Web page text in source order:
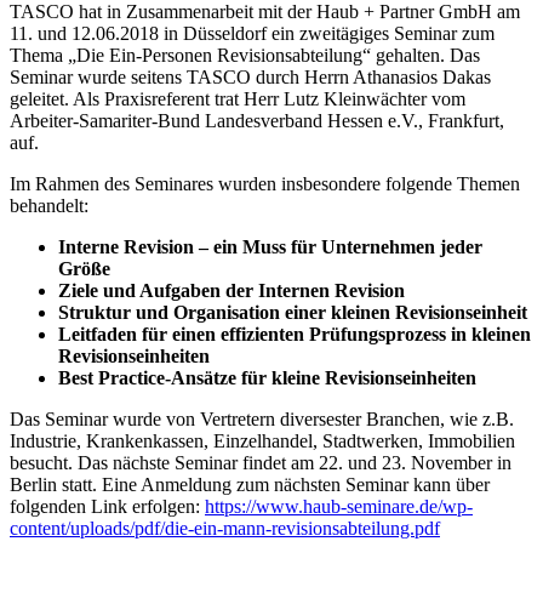
TASCO hat in Zusammenarbeit mit der Haub + Partner GmbH am
11. und 12.06.2018 in Düsseldorf ein zweitägiges Seminar zum
Thema „Die Ein-Personen Revisionsabteilung“ gehalten. Das
Seminar wurde seitens TASCO durch Herrn Athanasios Dakas
geleitet. Als Praxisreferent trat Herr Lutz Kleinwächter vom
Arbeiter-Samariter-Bund Landesverband Hessen e.V., Frankfurt,
auf.
Im Rahmen des Seminares wurden insbesondere folgende Themen
behandelt:
Interne Revision – ein Muss für Unternehmen jeder
Größe
Ziele und Aufgaben der Internen Revision
Struktur und Organisation einer kleinen Revisionseinheit
Leitfaden für einen effizienten Prüfungsprozess in kleinen
Revisionseinheiten
Best Practice-Ansätze für kleine Revisionseinheiten
Das Seminar wurde von Vertretern diversester Branchen, wie z.B.
Industrie, Krankenkassen, Einzelhandel, Stadtwerken, Immobilien
besucht. Das nächste Seminar findet am 22. und 23. November in
Berlin statt. Eine Anmeldung zum nächsten Seminar kann über
folgenden Link erfolgen: https://www.haub-seminare.de/wp-
content/uploads/pdf/die-ein-mann-revisionsabteilung.pdf